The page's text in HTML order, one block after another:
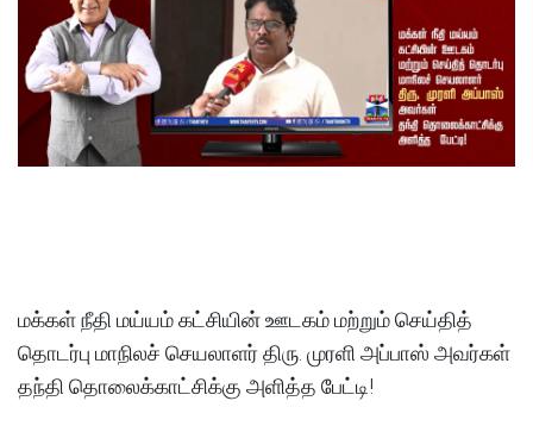
மக்கள் நீதி மய்யம் கட்சியின் ஊடகம் மற்றும் செய்தித்
தொடர்பு மாநிலச் செயலாளர் திரு. முரளி அப்பாஸ் அவர்கள்
தந்தி தொலைக்காட்சிக்கு அளித்த பேட்டி!